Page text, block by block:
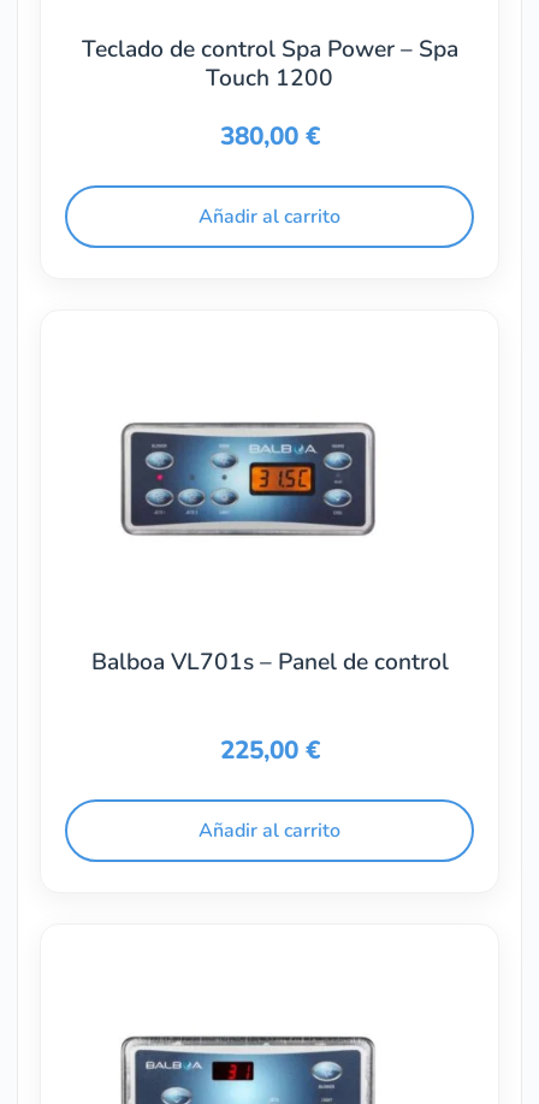
Teclado de control Spa Power – Spa
Touch 1200
380,00 €
Añadir al carrito
Balboa VL701s – Panel de control
225,00 €
Añadir al carrito